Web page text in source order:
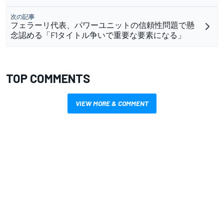
次の記事
フェラーリ代表、パワーユニットの信頼性問題で懸
念認める「F1タイトル争いで重要な要素になる」
TOP COMMENTS
VIEW MORE & COMMENT